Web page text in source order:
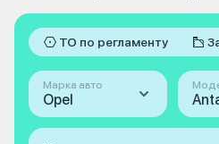
ТО по регламенту
Марка авто
Opel